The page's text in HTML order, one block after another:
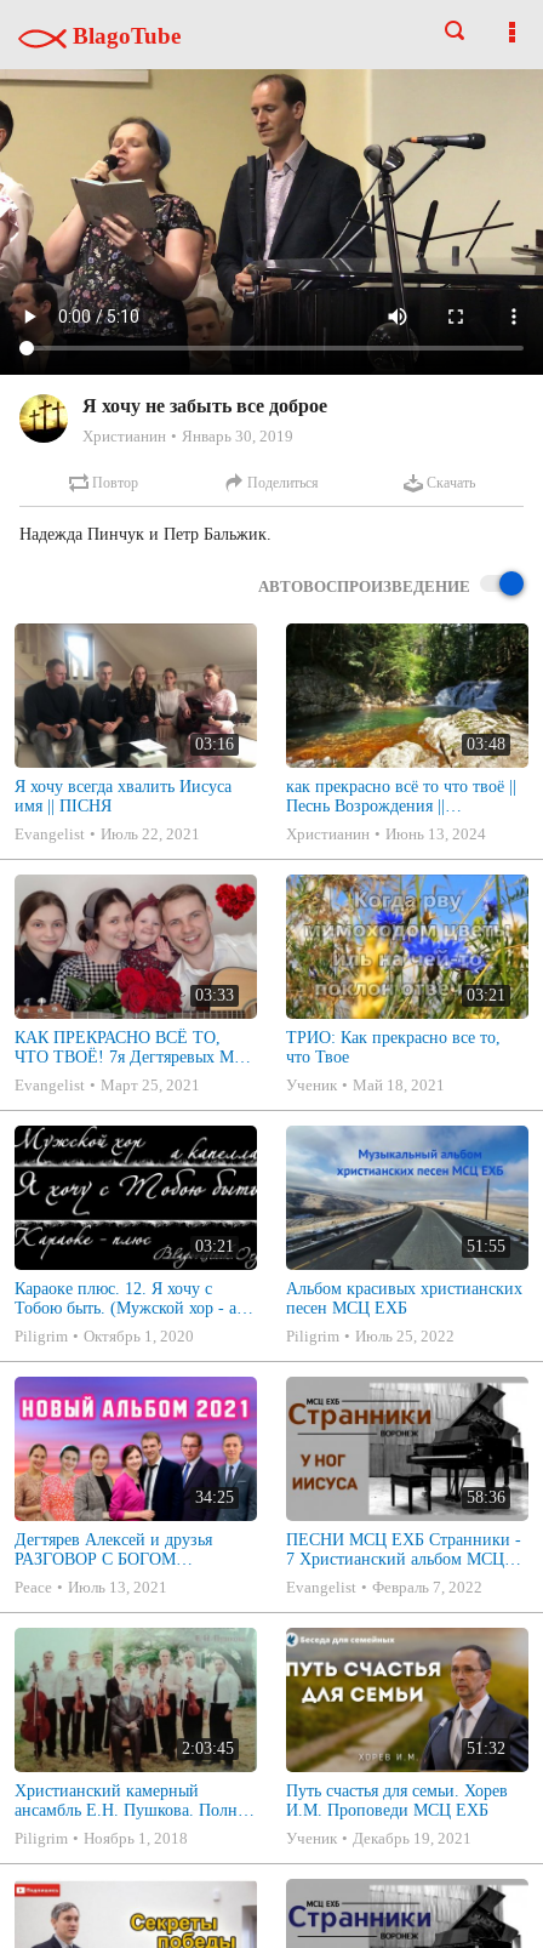
BlagoTube
Я хочу не забыть все доброе
Христианин Январь 30, 2019
Повтор Поделиться Скачать
Надежда Пинчук и Петр Бальжик.
АВТОВОСПРОИЗВЕДЕНИЕ
03:16
Я хочу всегда хвалить Иисуса
имя || ПІСНЯ
Evangelist
Июль 22, 2021
03:48
как прекрасно всё то что твоё ||
Песнь Возрождения ||
христианская музыка
Христианин Июнь 13, 2024
03:33
КАК ПРЕКРАСНО ВСЁ ТО,
ЧТО ТВОЁ! 7я Дегтяревых МСЦ
ЕХБ
Evangelist Март 25, 2021
03:21
ТРИО: Как прекрасно все то,
что Твое
Ученик
Май 18, 2021
03:21
Караоке плюс. 12. Я хочу с
Тобою быть. (Мужской хор - а
капелла)
Piligrim Октябрь 1, 2020
51:55
Альбом красивых христианских
песен МСЦ ЕХБ
Piligrim
Июль 25, 2022
34:25
Дегтярев Алексей и друзья
РАЗГОВОР С БОГОМ
Христианские песни МСЦ ЕХБ
2021 (7я)
Peace Июль 13, 2021
58:36
ПЕСНИ МСЦ ЕХБ Странники -
7 Христианский альбом МСЦ
ЕХБ
Evangelist Февраль 7, 2022
2:03:45
Христианский камерный
ансамбль Е.Н. Пушкова. Полное
собрание
Piligrim Ноябрь 1, 2018
51:32
Путь счастья для семьи. Хорев
И.М. Проповеди МСЦ ЕХБ
Ученик
Декабрь 19, 2021